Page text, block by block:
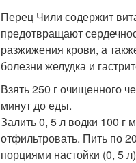
Перец Чили содержит
предотвращают
разжижения крови, а
болезни желудка и
Взять 250 г очищенного
минут до еды.
Залить 0, 5 л водки 100 г
отфильтровать. Пить по
порциями настойки (0, 5